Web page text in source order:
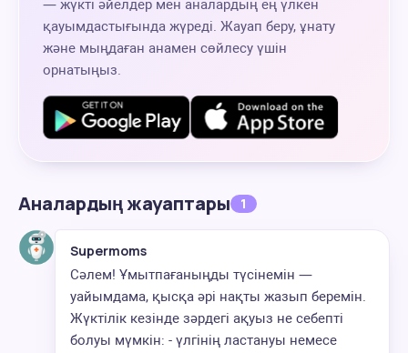
— жүкті әйелдер мен аналардың ең үлкен
қауымдастығында жүреді. Жауап беру, ұнату
және мыңдаған анамен сөйлесу үшін
орнатыңыз.
Аналардың жауаптары 1
Supermoms
Сәлем! Ұмытпағаныңды түсінемін —
уайымдама, қысқа әрі нақты жазып беремін.
Жүктілік кезінде зәрдегі ақуыз не себепті
болуы мүмкін: - үлгінің ластануы немесе